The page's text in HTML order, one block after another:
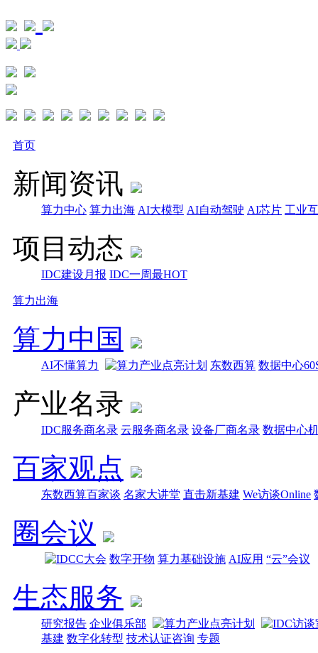
首页
新闻资讯
算力中心 算力出海 AI大模型 AI自动驾驶 AI芯片 工业
项目动态
IDC建设月报 IDC一周最HOT
算力出海
算力中国
AI不懂算力 东数西算 数据中心
产业名录
IDC服务商名录 云服务商名录 设备厂商名录 数据中心
百家观点
东数西算百家谈 名家大讲堂 直击新基建 We访谈Online
圈会议
数字开物 算力基础设施 AI应用 “云”会议
生态服务
研究报告 企业俱乐部
基建 数字化转型 技术认证咨询 专题